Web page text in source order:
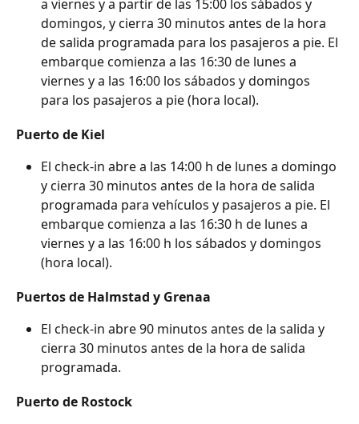
a viernes y a partir de las 15:00 los sábados y
domingos, y cierra 30 minutos antes de la hora
de salida programada para los pasajeros a pie. El
embarque comienza a las 16:30 de lunes a
viernes y a las 16:00 los sábados y domingos
para los pasajeros a pie (hora local).
Puerto de Kiel
El check-in abre a las 14:00 h de lunes a domingo
y cierra 30 minutos antes de la hora de salida
programada para vehículos y pasajeros a pie. El
embarque comienza a las 16:30 h de lunes a
viernes y a las 16:00 h los sábados y domingos
(hora local).
Puertos de Halmstad y Grenaa
El check-in abre 90 minutos antes de la salida y
cierra 30 minutos antes de la hora de salida
programada.
Puerto de Rostock